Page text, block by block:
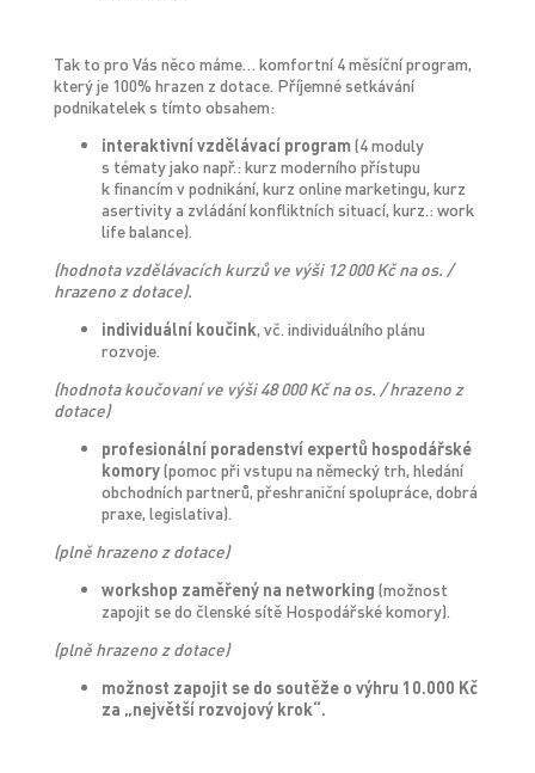
Tak to pro Vás něco máme… komfortní 4 měsíční program,
který je 100% hrazen z dotace. Příjemné setkávání
podnikatelek s tímto obsahem:
interaktivní vzdělávací program(4 moduly
s tématy jako např.: kurz moderního přístupu
k financím v podnikání, kurz online marketingu, kurz
asertivity a zvládání konfliktních situací, kurz.: work
life balance).
(hodnota vzdělávacích kurzů ve výši 12 000 Kč na os. /
hrazeno z dotace).
individuální koučink, vč. individuálního plánu
rozvoje.
(hodnota koučovaní ve výši 48 000 Kč na os. / hrazeno z
dotace)
profesionální poradenství expertů hospodářské
komory(pomoc při vstupu na německý trh, hledání
obchodních partnerů, přeshraniční spolupráce, dobrá
praxe, legislativa).
(plně hrazeno z dotace)
workshop zaměřený na networking (možnost
zapojit se do členské sítě Hospodářské komory).
(plně hrazeno z dotace)
možnost zapojit se do soutěže o výhru 10.000 Kč
za „největší rozvojový krok“.